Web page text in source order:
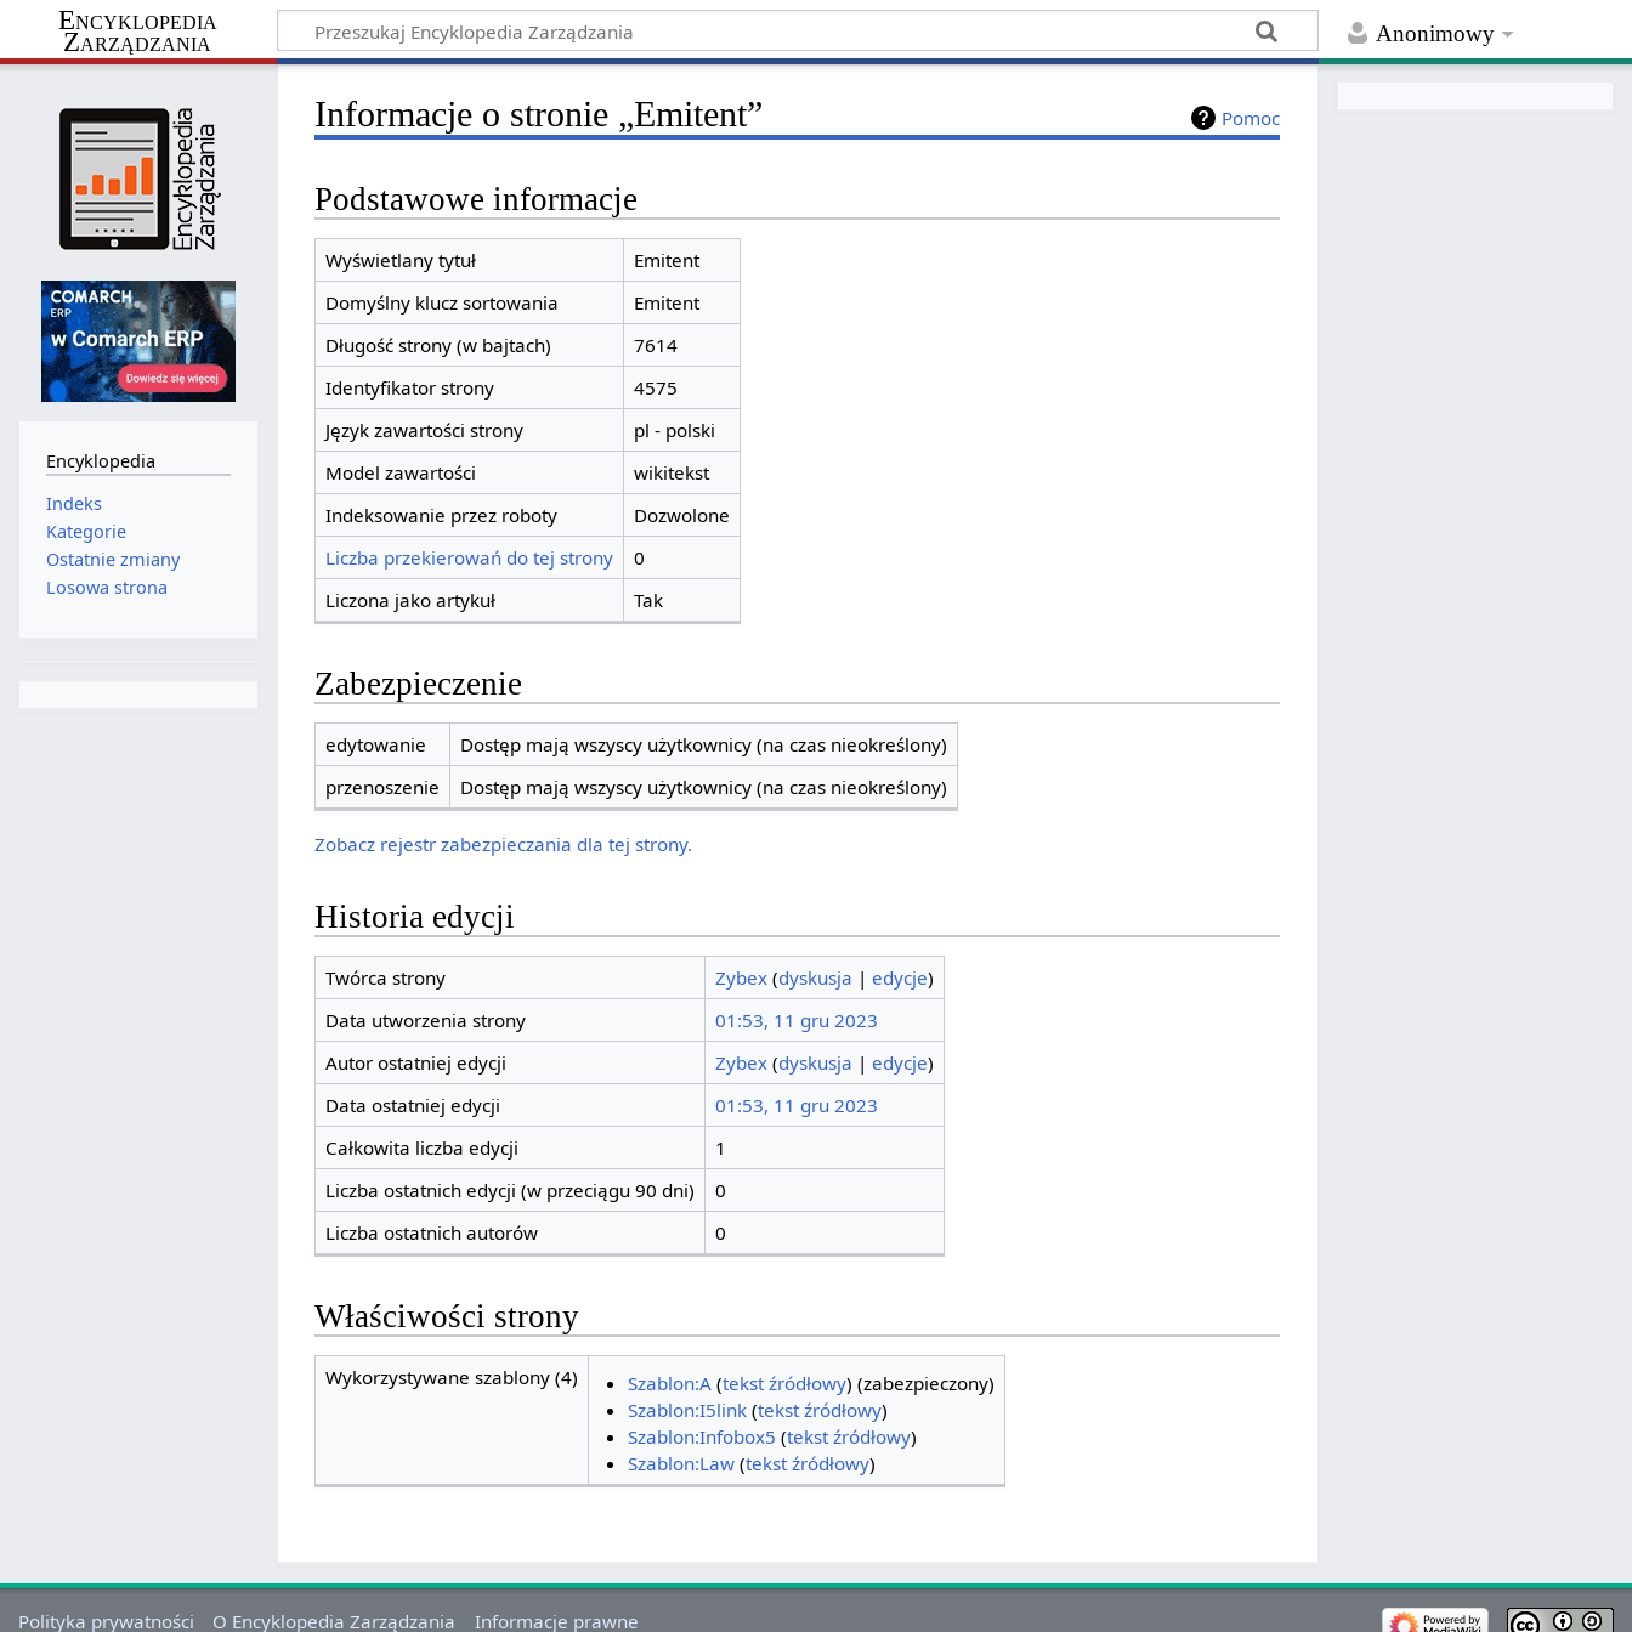
Anonimowy
Encyklopedia
Zarządzania
Pomoc
Informacje o stronie „Emitent”
Podstawowe informacje
Wyświetlany tytuł
Emitent
Domyślny klucz sortowania
Emitent
Długość strony (w bajtach)
7614
Identyfikator strony
4575
Język zawartości strony
pl - polski
Model zawartości
wikitekst
Indeksowanie przez roboty
Dozwolone
Liczba przekierowań do tej strony
0
Liczona jako artykuł
Tak
Zabezpieczenie
edytowanie
Dostęp mają wszyscy użytkownicy (na czas nieokreślony)
przenoszenie
Dostęp mają wszyscy użytkownicy (na czas nieokreślony)
Zobacz rejestr zabezpieczania dla tej strony.
Historia edycji
Twórca strony Zybex (dyskusja | edycje)
Data utworzenia strony
01:53, 11 gru 2023
Autor ostatniej edycji
Zybex (dyskusja | edycje)
Data ostatniej edycji
01:53, 11 gru 2023
Całkowita liczba edycji
1
Liczba ostatnich edycji (w przeciągu 90 dni)
0
Liczba ostatnich autorów
0
Właściwości strony
Wykorzystywane szablony (4) Szablon:A (tekst źródłowy) (zabezpieczony)
Szablon:I5link (tekst źródłowy)
Szablon:Infobox5 (tekst źródłowy)
Szablon:Law (tekst źródłowy)
Encyklopedia
Indeks
Kategorie
Ostatnie zmiany
Losowa strona
Polityka prywatności O Encyklopedia Zarządzania Informacje prawne